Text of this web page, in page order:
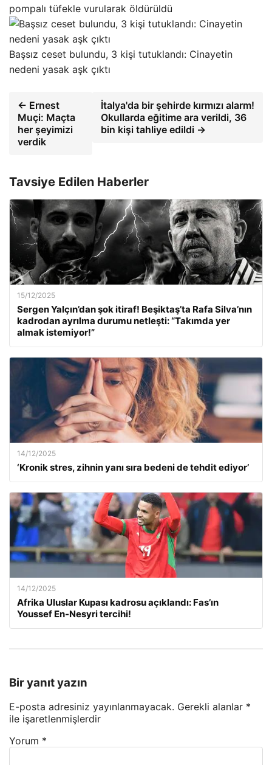
pompalı tüfekle vurularak öldürüldü
Başsız ceset bulundu, 3 kişi tutuklandı: Cinayetin
nedeni yasak aşk çıktı
← Ernest
Muçi: Maçta
her şeyimizi
verdik
İtalya'da bir şehirde kırmızı alarm!
Okullarda eğitime ara verildi, 36
bin kişi tahliye edildi →
Tavsiye Edilen Haberler
15/12/2025
Sergen Yalçın’dan şok itiraf! Beşiktaş’ta Rafa Silva’nın
kadrodan ayrılma durumu netleşti: “Takımda yer
almak istemiyor!”
14/12/2025
‘Kronik stres, zihnin yanı sıra bedeni de tehdit ediyor’
14/12/2025
Afrika Uluslar Kupası kadrosu açıklandı: Fas’ın
Youssef En-Nesyri tercihi!
Bir yanıt yazın
E-posta adresiniz yayınlanmayacak. Gerekli alanlar *
ile işaretlenmişlerdir
Yorum *